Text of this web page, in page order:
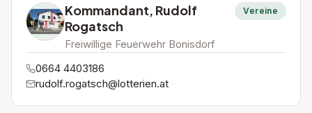
Kommandant, Rudolf
Rogatsch
Freiwillige Feuerwehr Bonisdorf
Vereine
0664 4403186
rudolf.rogatsch@lotterien.at